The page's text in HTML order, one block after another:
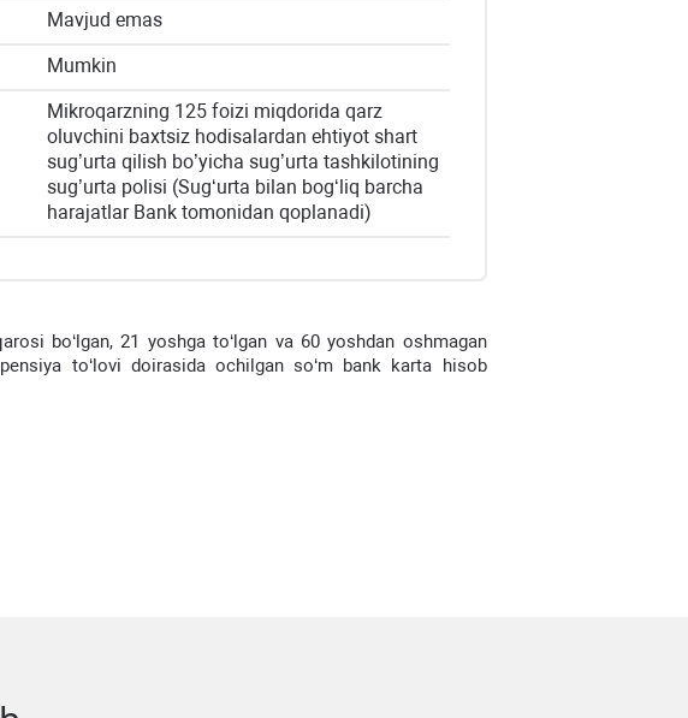
Mavjud emas
Mumkin
Mikroqarzning 125 foizi miqdorida qarz
oluvchini baxtsiz hodisalardan ehtiyot shart
sug’urta qilish bo’yicha sug’urta tashkilotining
sug’urta polisi (Sug‘urta bilan bog‘liq barcha
harajatlar Bank tomonidan qoplanadi)
bo‘lgan, 21 yoshga to‘lgan va 60 yoshdan oshmagan
to‘lovi doirasida ochilgan so‘m bank karta hisob